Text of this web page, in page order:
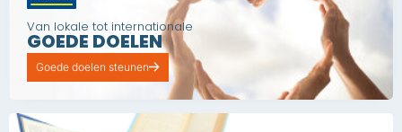
Van lokale tot internationale
GOEDE DOELEN
Goede doelen steunen